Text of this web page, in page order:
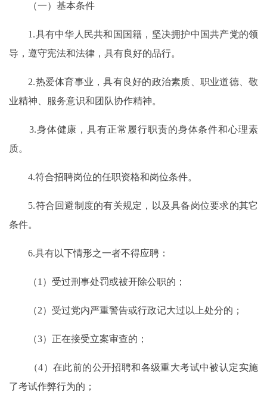
（一）基本条件
1.具有中华人民共和国国籍，坚决拥护中国共产党的领
导，遵守宪法和法律，具有良好的品行。
2.热爱体育事业，具有良好的政治素质、职业道德、敬
业精神、服务意识和团队协作精神。
3.身体健康，具有正常履行职责的身体条件和心理素
质。
4.符合招聘岗位的任职资格和岗位条件。
5.符合回避制度的有关规定，以及具备岗位要求的其它
条件。
6.具有以下情形之一者不得应聘：
（1）受过刑事处罚或被开除公职的；
（2）受过党内严重警告或行政记大过以上处分的；
（3）正在接受立案审查的；
（4）在此前的公开招聘和各级重大考试中被认定实施
了考试作弊行为的；